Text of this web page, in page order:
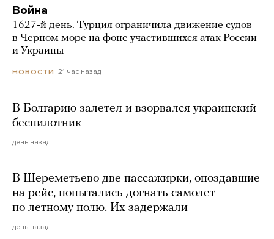
Война
1627-й день. Турция ограничила движение судов
в Черном море на фоне участившихся атак России
и Украины
НОВОСТИ 21 час назад
В Болгарию залетел и взорвался украинский
беспилотник
день назад
В Шереметьево две пассажирки, опоздавшие
на рейс, попытались догнать самолет
по летному полю. Их задержали
день назад